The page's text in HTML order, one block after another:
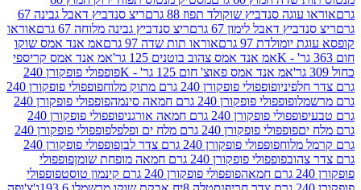
סנדביץ שוקולד תפוז 88 גרם
ריצ סנדביץ דאבל גבינה 67
דאבל לימון 67 גרם
ריצ סנדביץ גבינה מלוחה 67 גרם
אוראו
97 גרם
אוראו תות שדה 97 גרם
אמ אנד אמס שוקו
אמ אנד אמס צהוב בוטנים 125 גר'
אמ אנד אמס קריספי
אמ אנד אמס פאוצ' חום 125 גר' - K
פופפולי פופקורן 240
פופפולי פופקורן 240 גרם מתוק מלוח
פופפולי פופקורן 240
פופפולי פופקורן 240 גרם חמאה סינמה
פופפולי פופקורן 240
פופקורן 240 גרם חמאה אורגני
פופפולי פופקורן 240
פופפולי פופקורן 240 גרם מלח ים ופלפל
פופפולי פופקורן 240
פופפולי פופקורן 240 גרם צדר לבן
פופפולי פופקורן 240
פופפולי פופקורן 240 גרם חמאה מופחת שומן
פופפולי
פופפולי פופקורן 240 גרם קינמון טוסט
פופפולי